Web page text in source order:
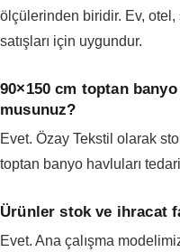
ölçülerinden biridir. Ev,
satışları için uygundur.
90×150 cm toptan banyo
musunuz?
Evet. Özay Tekstil olarak
toptan banyo havluları
Ürünler stok ve ihracat
Evet. Ana çalışma